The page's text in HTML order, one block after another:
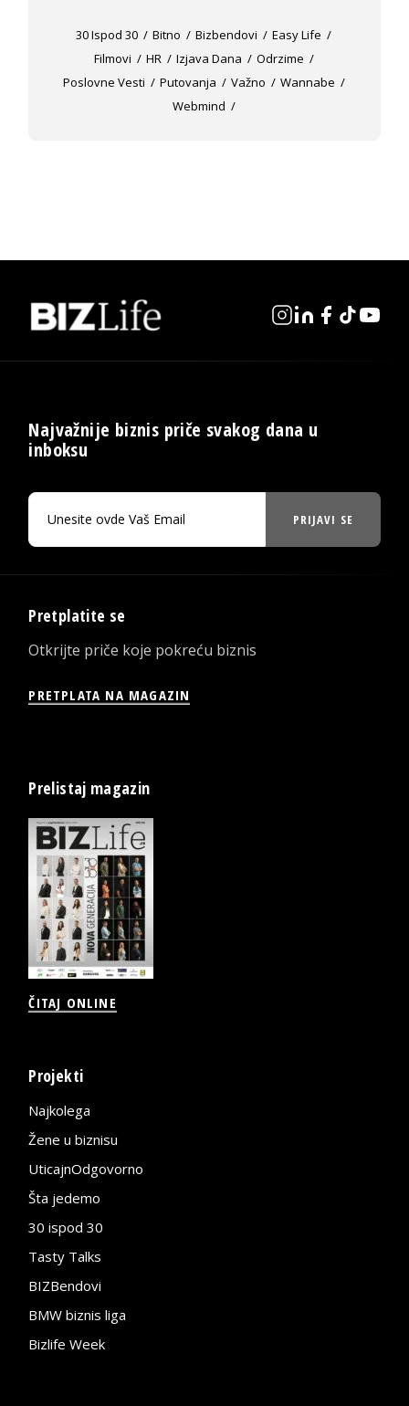
30 Ispod 30 Bitno Bizbendovi
Easy Life
Filmovi
HR Izjava Dana
Odrzime
Poslovne Vesti
Putovanja Važno
Wannabe
Webmind
Najvažnije biznis priče svakog dana u
inboksu
PRIJAVI SE
Pretplatite se
Otkrijte priče koje pokreću biznis
PRETPLATA NA MAGAZIN
Prelistaj magazin
ČITAJ ONLINE
Projekti
Najkolega
Žene u biznisu
UticajnOdgovorno
Šta jedemo
30 ispod 30
Tasty Talks
BIZBendovi
BMW biznis liga
Bizlife Week